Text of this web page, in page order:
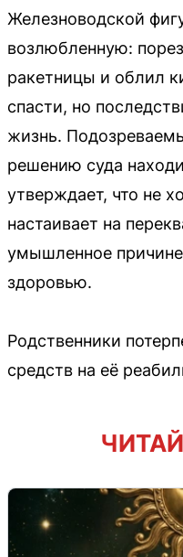
Железноводской
возлюбленную:
ракетницы и облил
спасти, но
жизнь.
решению суда
утверждает, что не
настаивает на
умышленное
здоровью.
Родственники
средств на её